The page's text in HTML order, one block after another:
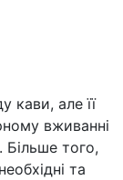
але її
вживанні
Більше того,
та